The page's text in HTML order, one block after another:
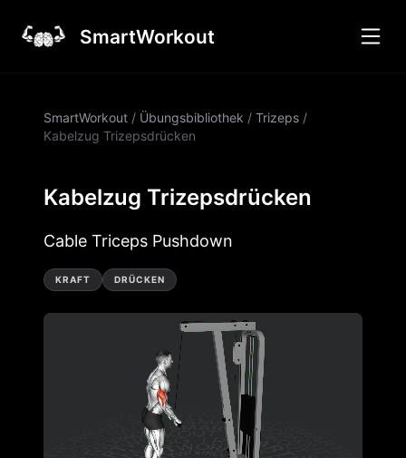
SmartWorkout
SmartWorkout / Übungsbibliothek / Trizeps /
Kabelzug Trizepsdrücken
Kabelzug Trizepsdrücken
Cable Triceps Pushdown
KRAFT DRÜCKEN